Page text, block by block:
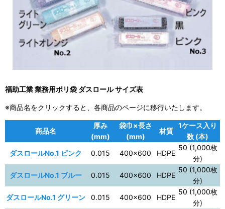
福助工業 業務用ポリ袋 ダスロール サイズ表
※商品名をクリックすると、各商品のページに移行いたします。
商品名
厚み
(mm)
袋巾×長さ
(mm)
材質
1ケース入り
数 (本)
ダスロールNo.1 ピンク
0.015 400×600 HDPE
50 (1,000枚
分)
ダスロールNo.1 ブルー
0.015 400×600 HDPE
50 (1,000枚
分)
ダスロールNo.1 グリーン
0.015 400×600 HDPE
50 (1,000枚
分)